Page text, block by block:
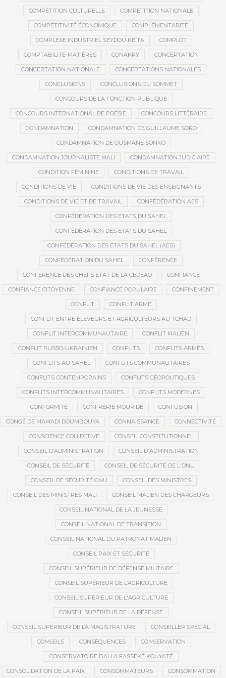
COMPÉTITION CULTURELLE COMPÉTITION NATIONALE
COMPÉTITIVITÉ ÉCONOMIQUE COMPLÉMENTARITÉ
COMPLEXE INDUSTRIEL SEYDOU KÉÏTA COMPLOT
COMPTABILITÉ-MATIÈRES CONAKRY CONCERTATION
CONCERTATION NATIONALE CONCERTATIONS NATIONALES
CONCLUSIONS CONCLUSIONS DU SOMMET
CONCOURS DE LA FONCTION PUBLIQUE
CONCOURS INTERNATIONAL DE POÉSIE CONCOURS LITTÉRAIRE
CONDAMNATION CONDAMNATION DE GUILLAUME SORO
CONDAMNATION DE OUSMANE SONKO
CONDAMNATION JOURNALISTE MALI CONDAMNATION JUDICIAIRE
CONDITION FÉMININE CONDITIONS DE TRAVAIL
CONDITIONS DE VIE CONDITIONS DE VIE DES ENSEIGNANTS
CONDITIONS DE VIE ET DE TRAVAIL CONFÉDÉRATION AES
CONFÉDÉRATION DES ETATS DU SAHEL
CONFÉDÉRATION DES ÉTATS DU SAHEL
CONFÉDÉRATION DES ÉTATS DU SAHEL (AES)
CONFÉDÉRATION DU SAHEL CONFÉRENCE
CONFÉRENCE DES CHEFS ETAT DE LA CEDEAO CONFIANCE
CONFIANCE CITOYENNE CONFIANCE POPULAIRE CONFINEMENT
CONFLIT CONFLIT ARMÉ
CONFLIT ENTRE ÉLEVEURS ET AGRICULTEURS AU TCHAD
CONFLIT INTERCOMMUNAUTAIRE CONFLIT MALIEN
CONFLIT RUSSO-UKRAINIEN CONFLITS CONFLITS ARMÉS
CONFLITS AU SAHEL CONFLITS COMMUNAUTAIRES
CONFLITS CONTEMPORAINS CONFLITS GÉOPOLITIQUES
CONFLITS INTERCOMMUNAUTAIRES CONFLITS MODERNES
CONFORMITÉ CONFRÉRIE MOURIDE CONFUSION
CONGÉ DE MAMADI DOUMBOUYA CONNAISSANCE CONNECTIVITÉ
CONSCIENCE COLLECTIVE CONSEIL CONSTITUTIONNEL
CONSEIL D’ADMINISTRATION CONSEIL D'ADMINISTRATION
CONSEIL DE SÉCURITÉ CONSEIL DE SÉCURITÉ DE L'ONU
CONSEIL DE SÉCURITÉ ONU CONSEIL DES MINISTRES
CONSEIL DES MINISTRES MALI CONSEIL MALIEN DES CHARGEURS
CONSEIL NATIONAL DE LA JEUNESSE
CONSEIL NATIONAL DE TRANSITION
CONSEIL NATIONAL DU PATRONAT MALIEN
CONSEIL PAIX ET SÉCURITÉ
CONSEIL SUPÉRIEUR DE DÉFENSE MILITAIRE
CONSEIL SUPÉRIEUR DE L’AGRICULTURE
CONSEIL SUPÉRIEUR DE L'AGRICULTURE
CONSEIL SUPÉRIEUR DE LA DÉFENSE
CONSEIL SUPÉRIEUR DE LA MAGISTRATURE CONSEILLER SPÉCIAL
CONSEILS CONSÉQUENCES CONSERVATION
CONSERVATOIRE BALLA FASSÉKÉ KOUYATÉ
CONSOLIDATION DE LA PAIX CONSOMMATEURS CONSOMMATION